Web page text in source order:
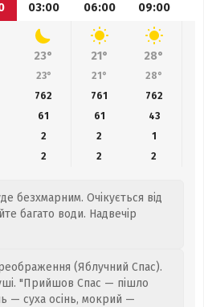
03:00 06:00 09:00
23° 21° 28°
23° 21° 28°
762 761 762
61 61
43
2 2
1
2 2 2
безхмарним. Очікується від
багато води. Надвечір
(Яблучний Спас).
"Прийшов Спас — пішло
— суха осінь, мокрий —